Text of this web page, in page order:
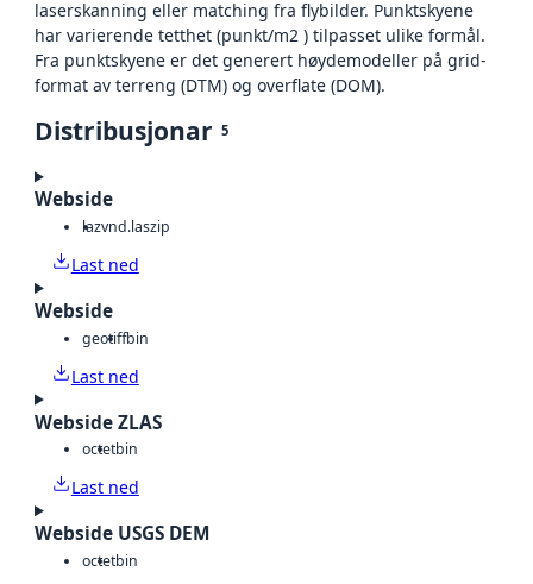
laserskanning eller matching fra flybilder. Punktskyene
har varierende tetthet (punkt/m2 ) tilpasset ulike formål.
Fra punktskyene er det generert høydemodeller på grid-
format av terreng (DTM) og overflate (DOM).
Distribusjonar 5
Webside
lazvnd.laszip
Last ned
Webside
geotiffbin
Last ned
Webside ZLAS
octetbin
Last ned
Webside USGS DEM
octetbin